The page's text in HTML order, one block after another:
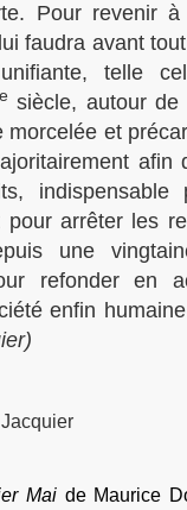
Pour revenir
faudra avant
unifiante, telle
esiècle, autour de
morcelée et
afin
indispensable
pour arrêter les
une
refonder en
enfin
Maide Maurice